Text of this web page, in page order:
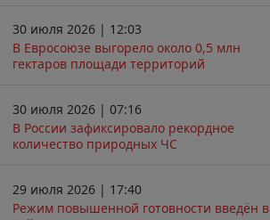
30 июля 2026 | 12:03
В Евросоюзе выгорело около 0,5 млн
гектаров площади территорий
30 июля 2026 | 07:16
В России зафиксировало рекордное
количество природных ЧС
29 июля 2026 | 17:40
Режим повышенной готовности введён в